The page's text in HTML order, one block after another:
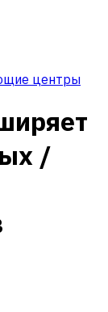
центры
/